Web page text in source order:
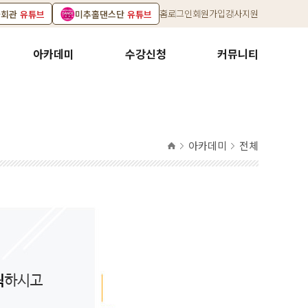
관 유튜브 미추홀댄스단 유튜브 홈로그인회원가입강사지원
아카데미 수강신청 커뮤니티
아카데미 전체